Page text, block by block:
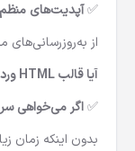
✅آپدیت‌های
از به‌روزرسانی‌های
آیا قالب HTML وردنیک برای شما مناسب است؟
✅اگر می‌خواهی
بدون اینکه زمان